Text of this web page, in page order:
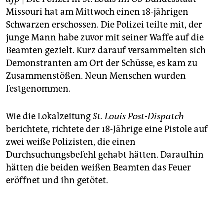
fragen & hilfe
unterstützen
abo
genossenschaft
epaper login
Missouri hat am Mittwoch einen 18-jährigen
Schwarzen erschossen. Die Polizei teilte mit, der
junge Mann habe zuvor mit seiner Waffe auf die
Beamten gezielt. Kurz darauf versammelten sich
Demonstranten am Ort der Schüsse, es kam zu
Zusammenstößen. Neun Menschen wurden
festgenommen.
Wie die LokalzeitungSt. Louis Post-Dispatch
berichtete, richtete der 18-Jährige eine Pistole auf
zwei weiße Polizisten, die einen
Durchsuchungsbefehl gehabt hätten. Daraufhin
hätten die beiden weißen Beamten das Feuer
eröffnet und ihn getötet.